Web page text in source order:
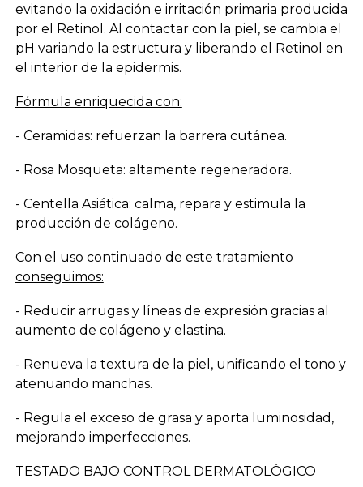
evitando la oxidación e irritación primaria producida
por el Retinol. Al contactar con la piel, se cambia el
pH variando la estructura y liberando el Retinol en
el interior de la epidermis.
Fórmula enriquecida con:
- Ceramidas: refuerzan la barrera cutánea.
- Rosa Mosqueta: altamente regeneradora.
- Centella Asiática: calma, repara y estimula la
producción de colágeno.
Con el uso continuado de este tratamiento
conseguimos:
- Reducir arrugas y líneas de expresión gracias al
aumento de colágeno y elastina.
- Renueva la textura de la piel, unificando el tono y
atenuando manchas.
- Regula el exceso de grasa y aporta luminosidad,
mejorando imperfecciones.
TESTADO BAJO CONTROL DERMATOLÓGICO